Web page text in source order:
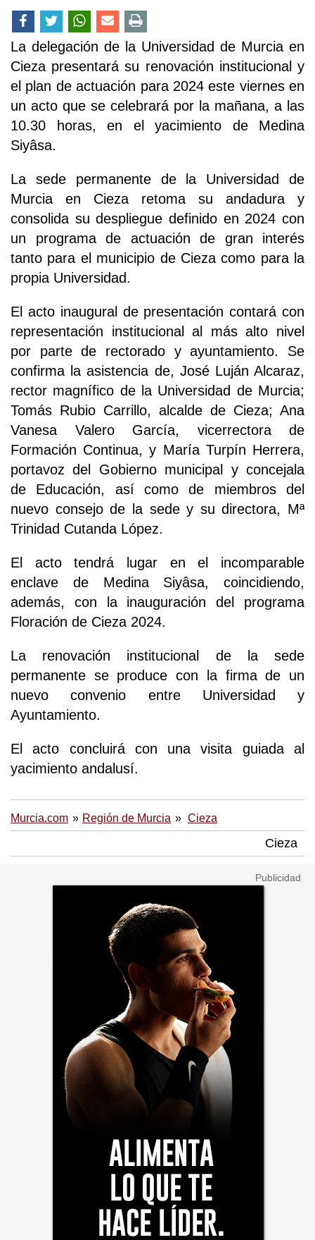
La delegación de la Universidad de Murcia en
Cieza presentará su renovación institucional y
el plan de actuación para 2024 este viernes en
un acto que se celebrará por la mañana, a las
10.30 horas, en el yacimiento de Medina
Siyâsa.
La sede permanente de la Universidad de
Murcia en Cieza retoma su andadura y
consolida su despliegue definido en 2024 con
un programa de actuación de gran interés
tanto para el municipio de Cieza como para la
propia Universidad.
El acto inaugural de presentación contará con
representación institucional al más alto nivel
por parte de rectorado y ayuntamiento. Se
confirma la asistencia de, José Luján Alcaraz,
rector magnífico de la Universidad de Murcia;
Tomás Rubio Carrillo, alcalde de Cieza; Ana
Vanesa Valero García, vicerrectora de
Formación Continua, y María Turpín Herrera,
portavoz del Gobierno municipal y concejala
de Educación, así como de miembros del
nuevo consejo de la sede y su directora, Mª
Trinidad Cutanda López.
El acto tendrá lugar en el incomparable
enclave de Medina Siyâsa, coincidiendo,
además, con la inauguración del programa
Floración de Cieza 2024.
La renovación institucional de la sede
permanente se produce con la firma de un
nuevo convenio entre Universidad y
Ayuntamiento.
El acto concluirá con una visita guiada al
yacimiento andalusí.
Murcia.com Región de Murcia Cieza
Cieza